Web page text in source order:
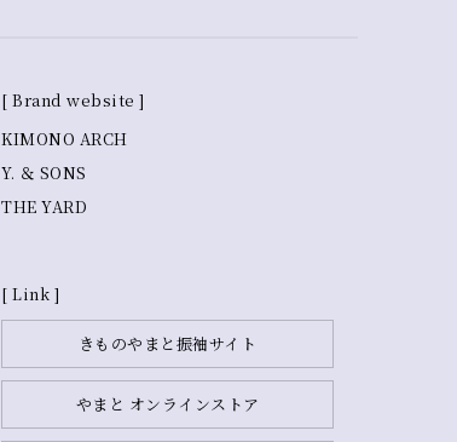
[ Brand website ]
KIMONO ARCH
Y. ＆ SONS
THE YARD
[ Link ]
きものやまと振袖サイト
やまと オンラインストア